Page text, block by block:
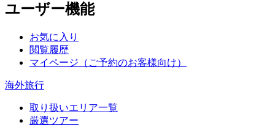
ユーザー機能
お気に入り
閲覧履歴
マイページ （ご予約のお客様向け）
海外旅行
取り扱いエリア一覧
厳選ツアー